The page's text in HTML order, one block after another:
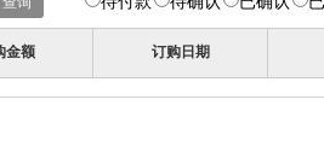
金额 订购日期